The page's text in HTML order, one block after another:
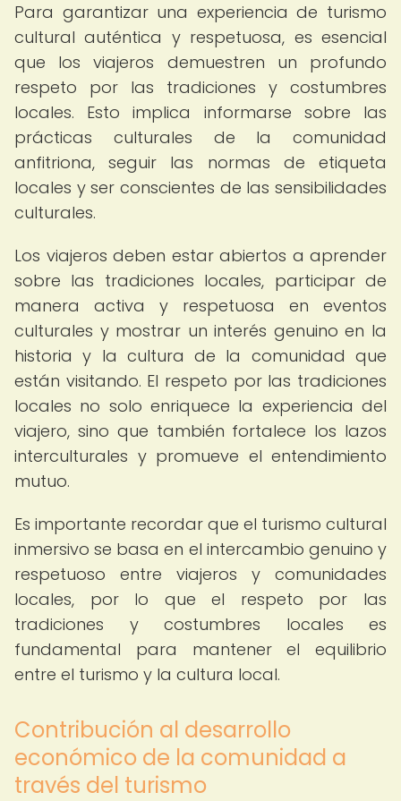
Para garantizar una experiencia de turismo
cultural auténtica y respetuosa, es esencial
que los viajeros demuestren un profundo
respeto por las tradiciones y costumbres
locales. Esto implica informarse sobre las
prácticas culturales de la comunidad
anfitriona, seguir las normas de etiqueta
locales y ser conscientes de las sensibilidades
culturales.
Los viajeros deben estar abiertos a aprender
sobre las tradiciones locales, participar de
manera activa y respetuosa en eventos
culturales y mostrar un interés genuino en la
historia y la cultura de la comunidad que
están visitando. El respeto por las tradiciones
locales no solo enriquece la experiencia del
viajero, sino que también fortalece los lazos
interculturales y promueve el entendimiento
mutuo.
Es importante recordar que el turismo cultural
inmersivo se basa en el intercambio genuino y
respetuoso entre viajeros y comunidades
locales, por lo que el respeto por las
tradiciones y costumbres locales es
fundamental para mantener el equilibrio
entre el turismo y la cultura local.
Contribución al desarrollo
económico de la comunidad a
través del turismo